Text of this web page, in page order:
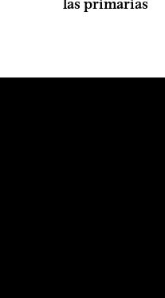
las primarias